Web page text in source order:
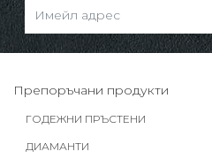
Препоръчани продукти
ГОДЕЖНИ ПРЪСТЕНИ
ДИАМАНТИ